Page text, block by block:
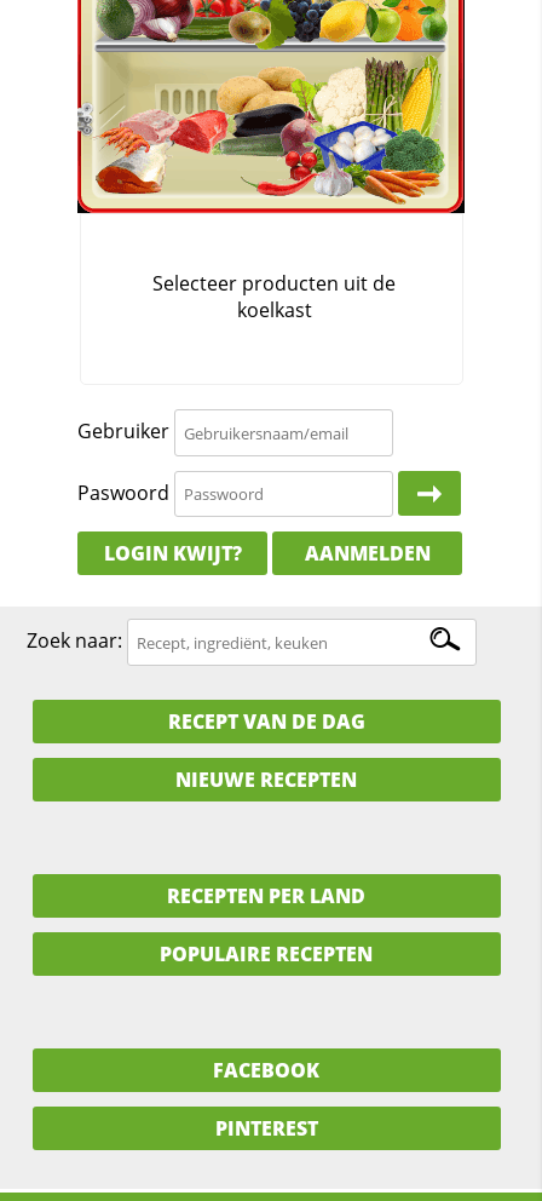
Gebruiker
Paswoord
LOGIN KWIJT? AANMELDEN
Zoek naar:
RECEPT VAN DE DAG
NIEUWE RECEPTEN
RECEPTEN PER LAND
POPULAIRE RECEPTEN
FACEBOOK
PINTEREST